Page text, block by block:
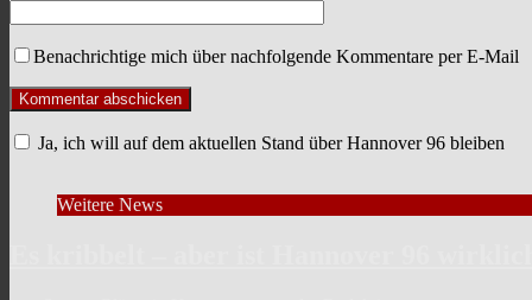
Benachrichtige mich über nachfolgende Kommentare per E-Mail
Ja, ich will auf dem aktuellen Stand über Hannover 96 bleiben
Weitere News